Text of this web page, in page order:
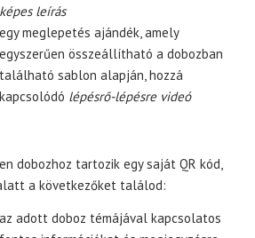
képes leírás
egy meglepetés ajándék, amely
egyszerűen összeállítható a dobozban
található sablon alapján, hozzá
kapcsolódó lépésrő-lépésre videó
dobozhoz tartozik egy saját QR kód,
a következőket találod:
az adott doboz témájával kapcsolatos